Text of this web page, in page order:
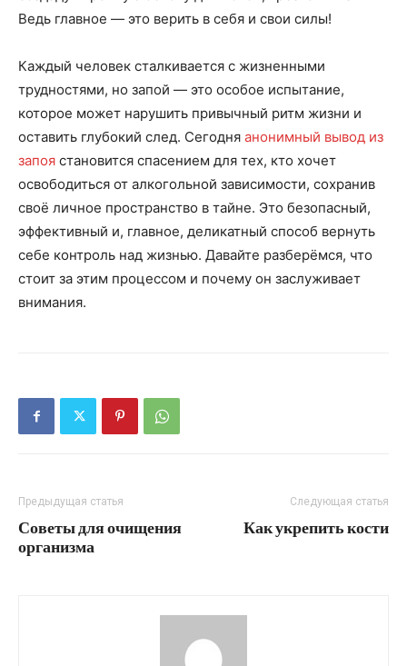
Ведь главное — это верить в себя и свои силы!
Каждый человек сталкивается с жизненными
трудностями, но запой — это особое испытание,
которое может нарушить привычный ритм жизни и
оставить глубокий след. Сегодня анонимный вывод из
запоя становится спасением для тех, кто хочет
освободиться от алкогольной зависимости, сохранив
своё личное пространство в тайне. Это безопасный,
эффективный и, главное, деликатный способ вернуть
себе контроль над жизнью. Давайте разберёмся, что
стоит за этим процессом и почему он заслуживает
внимания.
Предыдущая статья
Советы для очищения
организма
Следующая статья
Как укрепить кости